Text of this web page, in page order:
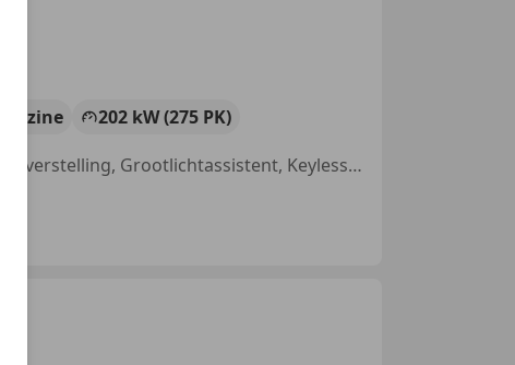
Benzine
202 kW (275 PK)
Open dak, Parkeerhulp met camera, Getinte ramen, Elektrische stoelverstelling, Grootlichtassistent, Keyless Entry, Navigatiesysteem, Stoelverwarming